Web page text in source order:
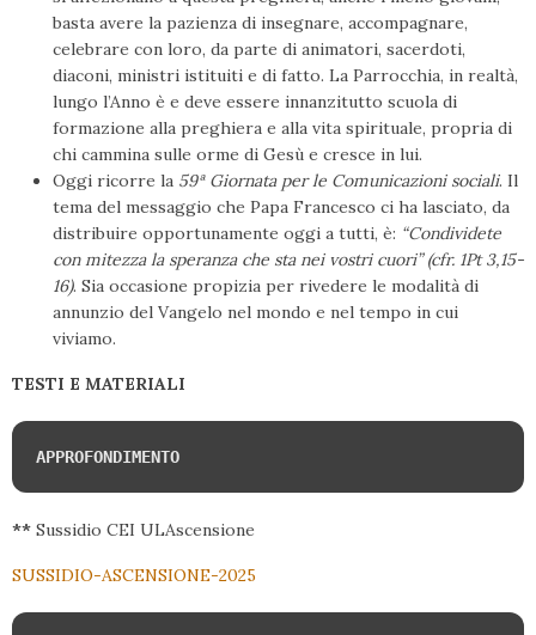
basta avere la pazienza di insegnare, accompagnare,
celebrare con loro, da parte di animatori, sacerdoti,
diaconi, ministri istituiti e di fatto. La Parrocchia, in realtà,
lungo l’Anno è e deve essere innanzitutto scuola di
formazione alla preghiera e alla vita spirituale, propria di
chi cammina sulle orme di Gesù e cresce in lui.
Oggi ricorre la 59ª Giornata per le Comunicazioni sociali. Il
tema del messaggio che Papa Francesco ci ha lasciato, da
distribuire opportunamente oggi a tutti, è: “Condividete
con mitezza la speranza che sta nei vostri cuori” (cfr. 1Pt 3,15-
16). Sia occasione propizia per rivedere le modalità di
annunzio del Vangelo nel mondo e nel tempo in cui
viviamo.
TESTI E MATERIALI
APPROFONDIMENTO
** Sussidio CEI ULAscensione
SUSSIDIO-ASCENSIONE-2025